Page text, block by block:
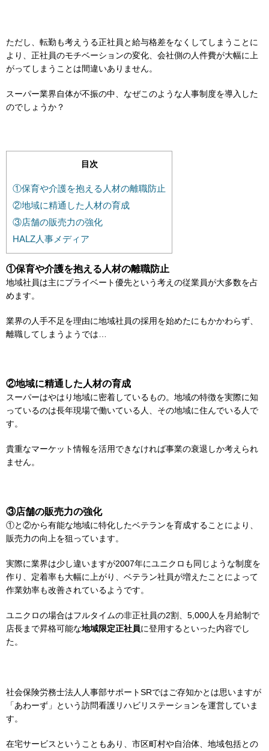
ただし、転勤も考えうる正社員と給与格差をなくしてしまうことに
より、正社員のモチベーションの変化、会社側の人件費が大幅に上
がってしまうことは間違いありません。
スーパー業界自体が不振の中、なぜこのような人事制度を導入した
のでしょうか？
目次
①保育や介護を抱える人材の離職防止
②地域に精通した人材の育成
③店舗の販売力の強化
HALZ人事メディア
①保育や介護を抱える人材の離職防止
地域社員は主にプライベート優先という考えの従業員が大多数を占
めます。
業界の人手不足を理由に地域社員の採用を始めたにもかかわらず、
離職してしまうようでは…
②地域に精通した人材の育成
スーパーはやはり地域に密着しているもの。地域の特徴を実際に知
っているのは長年現場で働いている人、その地域に住んでいる人で
す。
貴重なマーケット情報を活用できなければ事業の衰退しか考えられ
ません。
③店舗の販売力の強化
①と②から有能な地域に特化したベテランを育成することにより、
販売力の向上を狙っています。
実際に業界は少し違いますが2007年にユニクロも同じような制度を
作り、定着率も大幅に上がり、ベテラン社員が増えたことによって
作業効率も改善されているようです。
ユニクロの場合はフルタイムの非正社員の2割、5,000人を月給制で
店長まで昇格可能な地域限定正社員に登用するといった内容でし
た。
社会保険労務士法人人事部サポートSRではご存知かとは思いますが
「あわーず」という訪問看護リハビリステーションを運営していま
す。
在宅サービスということもあり、市区町村や自治体、地域包括との